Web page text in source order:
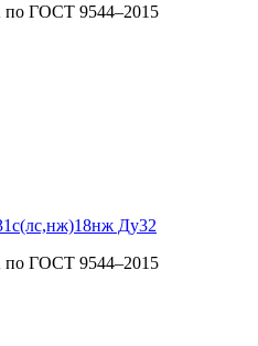
по ГОСТ 9544–2015
Ду32
по ГОСТ 9544–2015